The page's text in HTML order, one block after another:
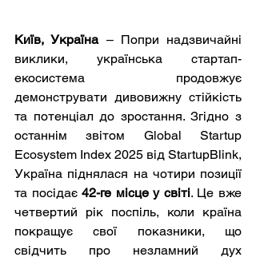
Київ, Україна – Попри надзвичайні
виклики, українська стартап-
екосистема продовжує
демонструвати дивовижну стійкість
та потенціал до зростання. Згідно з
останнім звітом Global Startup
Ecosystem Index 2025 від StartupBlink,
Україна піднялася на чотири позиції
та посідає 42-ге місце у світі. Це вже
четвертий рік поспіль, коли країна
покращує свої показники, що
свідчить про незламний дух